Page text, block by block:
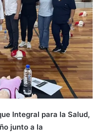
Integral para la Salud,
junto a la